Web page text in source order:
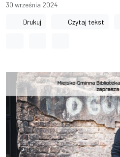
30 września 2024
Drukuj Czytaj tekst